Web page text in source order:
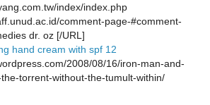
index/index.php
comment-page-#comment-
dr. oz [/URL]
hand cream with spf 12
2008/08/16/iron-man-and-
torrent-without-the-tumult-within/